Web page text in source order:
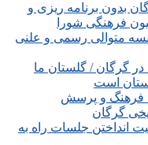
بدون برنامه ریزی و
فرهنگی شورا
متوالی رسمی و علنی
گرگان / گلستان ما
است
فرهنگ و پرسش
گرگان
انداختن جلسات راه به